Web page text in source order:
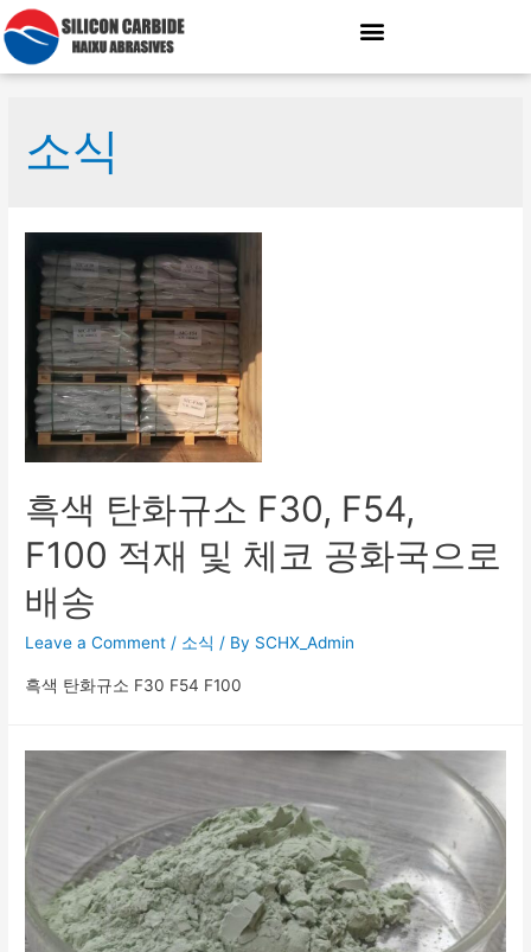
소식
흑색 탄화규소 F30, F54,
F100 적재 및 체코 공화국으로
배송
Leave a Comment / 소식 / By SCHX_Admin
흑색 탄화규소 F30 F54 F100